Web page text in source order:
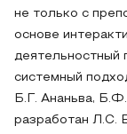
не только с
основе
деятельностный
системный
Б.Г. Ананьва,
разработан Л.С.